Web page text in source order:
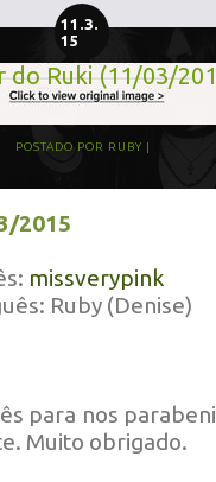
11.3.
15
do Ruki (11/03/
POSTADO POR RUBY
2015
missverypink
Ruby (Denise)
para nos
Muito obrigado.